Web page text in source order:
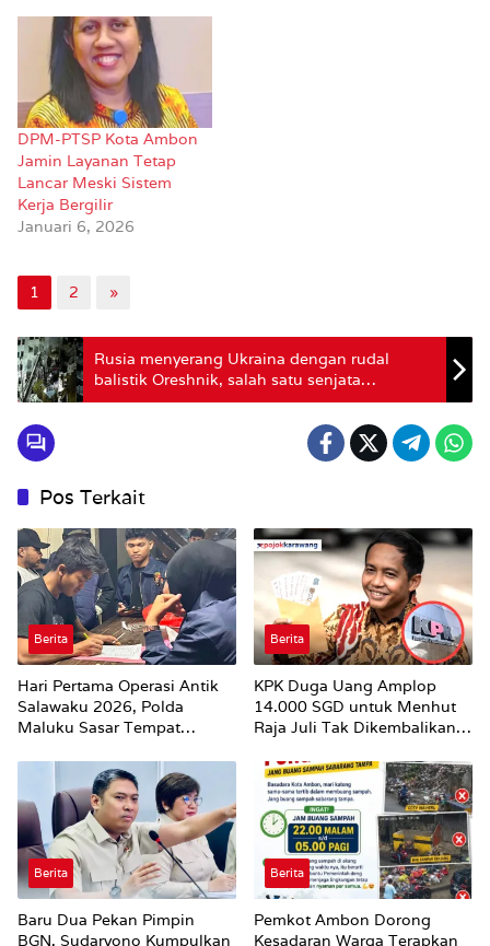
DPM-PTSP Kota Ambon
Jamin Layanan Tetap
Lancar Meski Sistem
Kerja Bergilir
Januari 6, 2026
1 2 »
Rusia menyerang Ukraina dengan rudal
balistik Oreshnik, salah satu senjata
tercanggihnya.
Pos Terkait
Berita
Hari Pertama Operasi Antik
Salawaku 2026, Polda
Maluku Sasar Tempat
Berita
KPK Duga Uang Amplop
14.000 SGD untuk Menhut
Raja Juli Tak Dikembalikan
Berita
Baru Dua Pekan Pimpin
BGN, Sudaryono Kumpulkan
Berita
Pemkot Ambon Dorong
Kesadaran Warga Terapkan